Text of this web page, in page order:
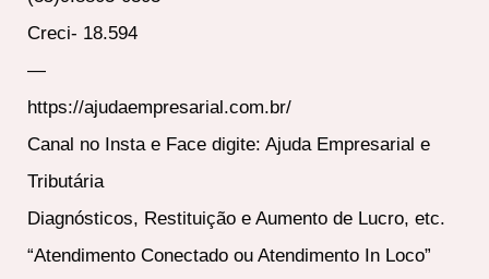
Creci- 18.594
—
https://ajudaempresarial.com.br/
Canal no Insta e Face digite: Ajuda Empresarial e
Tributária
Diagnósticos, Restituição e Aumento de Lucro, etc.
“Atendimento Conectado ou Atendimento In Loco”